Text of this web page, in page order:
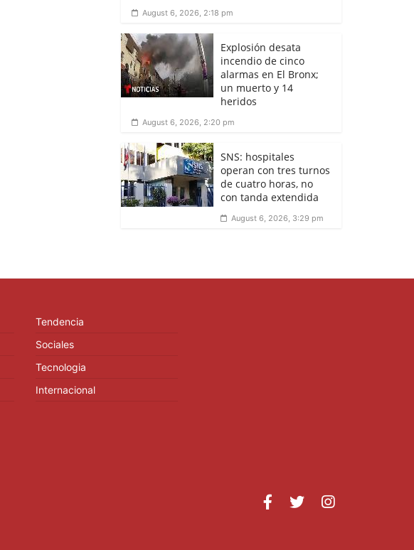
August 6, 2026, 2:18 pm
Explosión desata
incendio de cinco
alarmas en El Bronx;
un muerto y 14
heridos
August 6, 2026, 2:20 pm
SNS: hospitales
operan con tres turnos
de cuatro horas, no
con tanda extendida
August 6, 2026, 3:29 pm
Tendencia
Sociales
Tecnologia
Internacional